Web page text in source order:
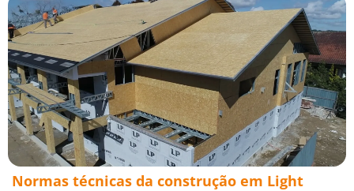
Normas técnicas da construção em Light